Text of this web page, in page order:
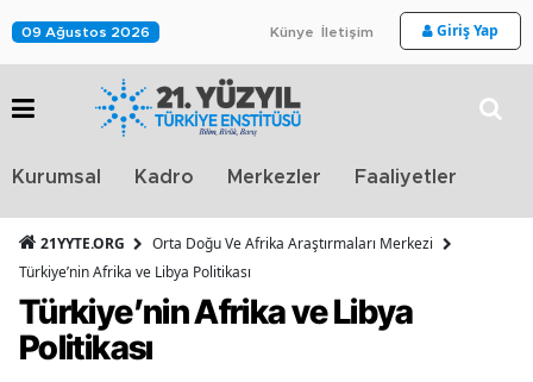
09 Ağustos 2026 Künye İletişim Giriş Yap
Kurumsal Kadro Merkezler Faaliyetler
21YYTE.ORG
Orta Doğu Ve Afrika Araştırmaları Merkezi
Türkiye’nin Afrika ve Libya Politikası
Türkiye’nin Afrika ve Libya
Politikası